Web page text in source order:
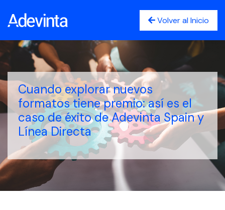
Volver al Inicio
Cuando explorar nuevos
formatos tiene premio: así es el
caso de éxito de Adevinta Spain y
Línea Directa